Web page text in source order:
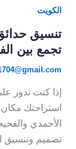
الكويت
تنسيق
تجمع بين
إذا كنت تدور
استراحتك
الأحمدي
تصميم وتنسيق